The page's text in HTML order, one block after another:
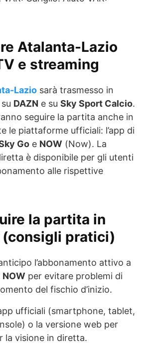
Atalanta-Lazio
e streaming
Lazio sarà trasmesso in
DAZN e su Sky Sport Calcio.
seguire la partita anche in
le piattaforme ufficiali: l’app di
Go e NOW (Now). La
è disponibile per gli utenti
alle rispettive
la partita in
pratici)
l’abbonamento attivo a
NOW per evitare problemi di
del fischio d’inizio.
ufficiali (smartphone, tablet,
o la versione web per
la visione in diretta.